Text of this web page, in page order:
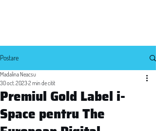
Postare
Premiul Gold Label i-
Space pentru The
Madalina Neacsu
30 oct. 20232 min de citit